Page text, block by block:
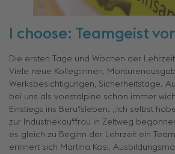
I choose: Teamgeist
Die ersten Tage und Wochen der
Viele neue Kolleg:innen,
Werksbesichtigungen, Sicherheitstage.
bei uns als voestalpine schon immer
Einstiegs ins Berufsleben. „Ich selbst
zur Industriekauffrau in Zeltweg
es gleich zu Beginn der Lehrzeit ein
erinnert sich Martina Kosi,